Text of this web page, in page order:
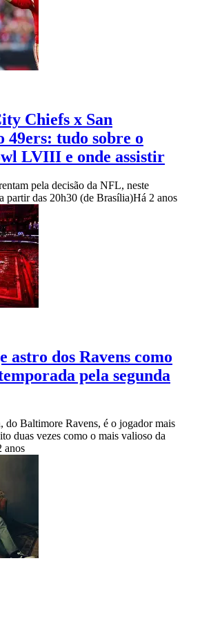
Chiefs x San
49ers: tudo sobre o
LVIII e onde assistir
pela decisão da NFL, neste
partir das 20h30 (de Brasília)Há 2 anos
astro dos Ravens como
pela segunda
do Baltimore Ravens, é o jogador mais
duas vezes como o mais valioso da
anos